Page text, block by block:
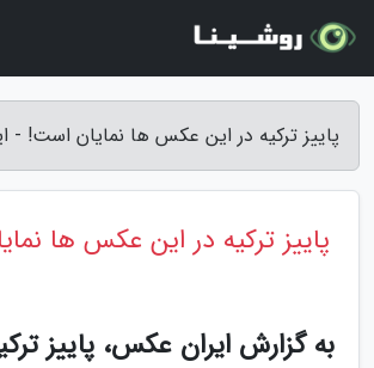
پاییز ترکیه در این عکس ها نمایان است! -
پاییز ترکیه در این عکس ها
به گزارش ایران عکس، پاییز